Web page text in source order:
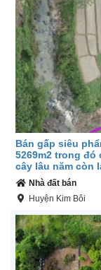
Bán gấp siêu
5269m2 trong đó
cây lâu năm còn
Nhà đất bán
Huyện Kim Bôi